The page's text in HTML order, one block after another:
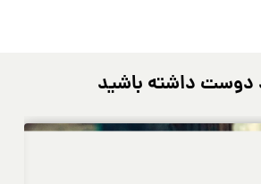
دوست داشته باشید